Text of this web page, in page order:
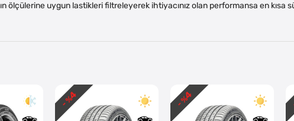
ölçülerine uygun lastikleri filtreleyerek ihtiyacınız olan performansa en kısa
- %
4 - %
4